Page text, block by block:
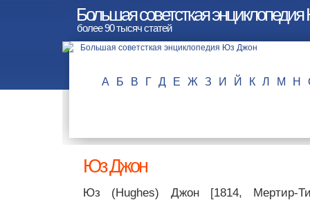
Большая советсткая
более 90 тысяч статей
А Б В Г Д Е Ж З И Й К Л М Н
Юз Джон
Юз (Hughes) Джон [1814, Мертир-